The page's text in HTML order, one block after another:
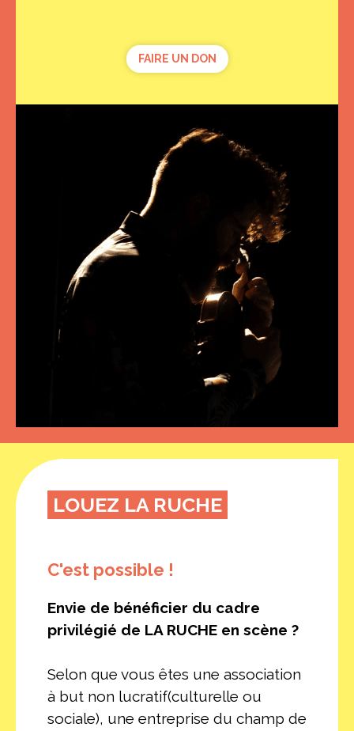
FAIRE UN DON
LOUEZ LA RUCHE
C'est possible !
Envie de bénéficier du cadre
privilégié de LA RUCHE en scène ?
Selon que vous êtes une association
à but non lucratif(culturelle ou
sociale), une entreprise du champ de